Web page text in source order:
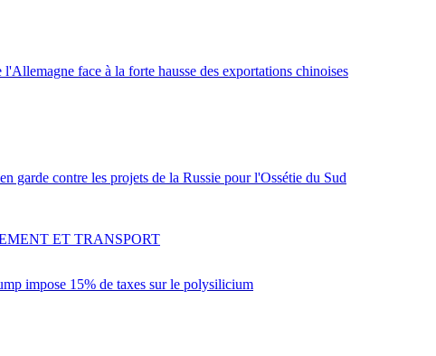
face à la forte hausse des exportations chinoises
garde contre les projets de la Russie pour l'Ossétie du Sud
impose 15% de taxes sur le polysilicium
ET TRANSPORT